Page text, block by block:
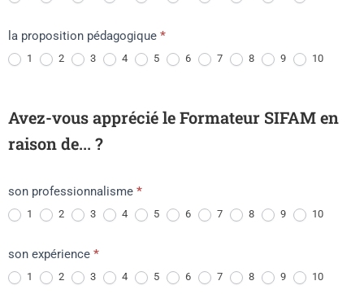
la proposition pédagogique *
1 2 3 4 5 6 7 8 9 10
Avez-vous apprécié le Formateur SIFAM en
raison de... ?
son professionnalisme *
1 2 3 4 5 6 7 8 9 10
son expérience *
1 2 3 4 5 6 7 8 9 10